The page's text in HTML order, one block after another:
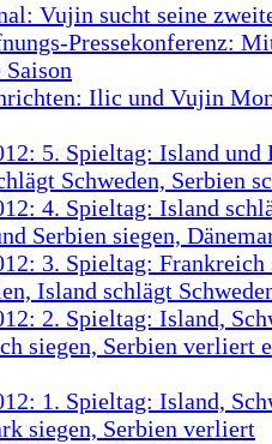
Vujin sucht seine
Pressekonferenz:
Ilic und Vujin
5. Spieltag: Island und
Schweden, Serbien
4. Spieltag: Island
Serbien siegen,
3. Spieltag: Frankreich
Island schlägt
2. Spieltag: Island,
siegen, Serbien verliert
1. Spieltag: Island,
siegen, Serbien verliert